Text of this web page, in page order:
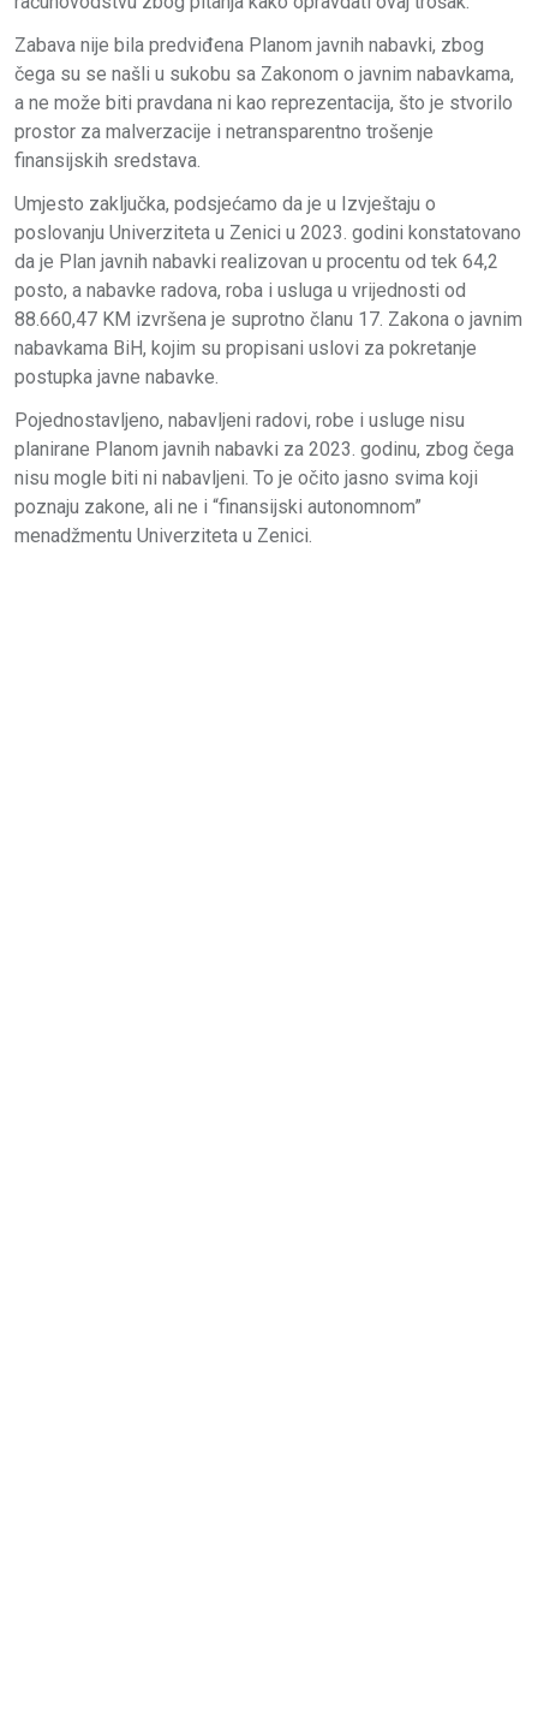
Zabava nije bila predviđena Planom javnih nabavki, zbog
čega su se našli u sukobu sa Zakonom o javnim nabavkama,
a ne može biti pravdana ni kao reprezentacija, što je stvorilo
prostor za malverzacije i netransparentno trošenje
finansijskih sredstava.
Umjesto zaključka, podsjećamo da je u Izvještaju o
poslovanju Univerziteta u Zenici u 2023. godini konstatovano
da je Plan javnih nabavki realizovan u procentu od tek 64,2
posto, a nabavke radova, roba i usluga u vrijednosti od
88.660,47 KM izvršena je suprotno članu 17. Zakona o javnim
nabavkama BiH, kojim su propisani uslovi za pokretanje
postupka javne nabavke.
Pojednostavljeno, nabavljeni radovi, robe i usluge nisu
planirane Planom javnih nabavki za 2023. godinu, zbog čega
nisu mogle biti ni nabavljeni. To je očito jasno svima koji
poznaju zakone, ali ne i “finansijski autonomnom”
menadžmentu Univerziteta u Zenici.